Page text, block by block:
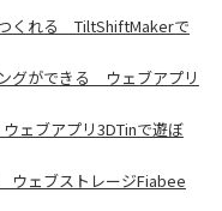
くれる TiltShiftMakerで
グができる ウェブアプリ
ェブアプリ3DTinで遊ぼ
ェブストレージFiabee